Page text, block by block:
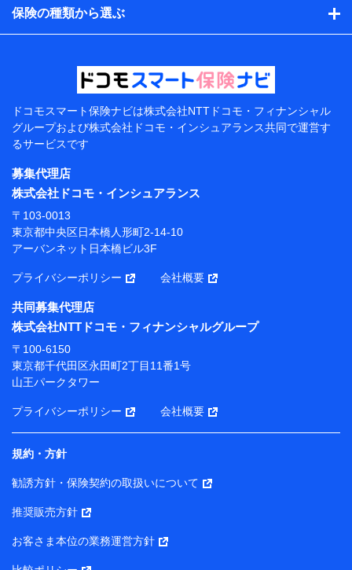
的、保険商品の内容、保険料、保険料のお支払方法、車
のメーカーや走行距離などの情報、建物の構造や築年数
などの情報、ペットの種類や年齢などの情報などが含ま
提供当事者から受領当事者が個人データを取得する方法
電子的・電磁的方法等
【共同して利用する者の範囲】
当社
株式会社NTTドコモ・フィナンシャルグループ
【利用目的】
当社または株式会社NTTドコモ・フィナンシャルグルー
プが提供する保険関連サービスにおけるユーザー登録受
付および管理のため
当社または株式会社NTTドコモ・フィナンシャルグルー
携会社の保険その他に関する情報を提供するため、また
維持管理等の委託業務遂行のため、またそれらに付帯、
関連する当社または株式会社NTTドコモ・フィナンシャ
ルグループおよび提携会社のサービスを案内、提供する
ため
（各サービスで取得したサービス利用履歴、ウェブサイ
トの閲覧履歴、購買履歴、ご契約内容等のパーソナルデ
ータを分析して、お客さまの趣味・嗜好・傾向に応じた
サービス・商品等に関するご提案や広告の配信等を行う
ことがあります。）
各種セミナーの開催のため
コンサルティングサービスの実施のため
アンケートやキャンペーン等の実施のため
上記に係る案内・手続き・管理等付帯業務を行うため
所・代表者名】
保険の種類から選ぶ
ドコモスマート保険ナビは株式会社NTTドコモ・フィナンシャル
グループおよび株式会社ドコモ・インシュアランス共同で運営す
るサービスです
募集代理店
株式会社ドコモ・インシュアランス
〒103-0013
東京都中央区日本橋人形町2-14-10
アーバンネット日本橋ビル3F
プライバシーポリシー 会社概要
共同募集代理店
株式会社NTTドコモ・フィナンシャルグループ
〒100-6150
東京都千代田区永田町2丁目11番1号
山王パークタワー
プライバシーポリシー 会社概要
規約・方針
勧誘方針・保険契約の取扱いについて
推奨販売方針
お客さま本位の業務運営方針